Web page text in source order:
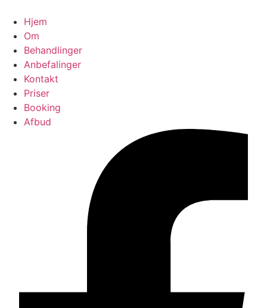
indhold
Hjem
Om
Behandlinger
Anbefalinger
Kontakt
Priser
Booking
Afbud